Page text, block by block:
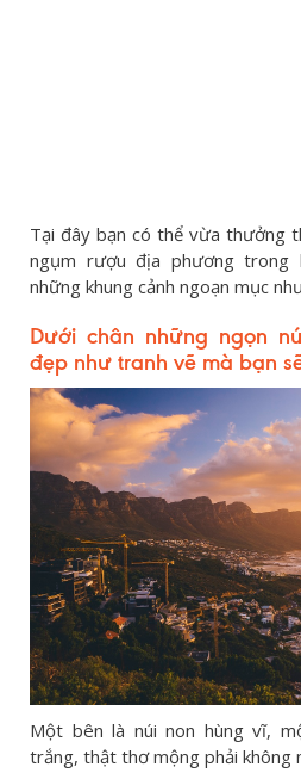
Tại đây bạn có thể vừa thưởng
ngụm rượu địa phương trong
những khung cảnh ngoạn mục
Dưới chân những ngọn
đẹp như tranh vẽ mà bạn
Một bên là núi non hùng vĩ,
trắng, thật thơ mộng phải không